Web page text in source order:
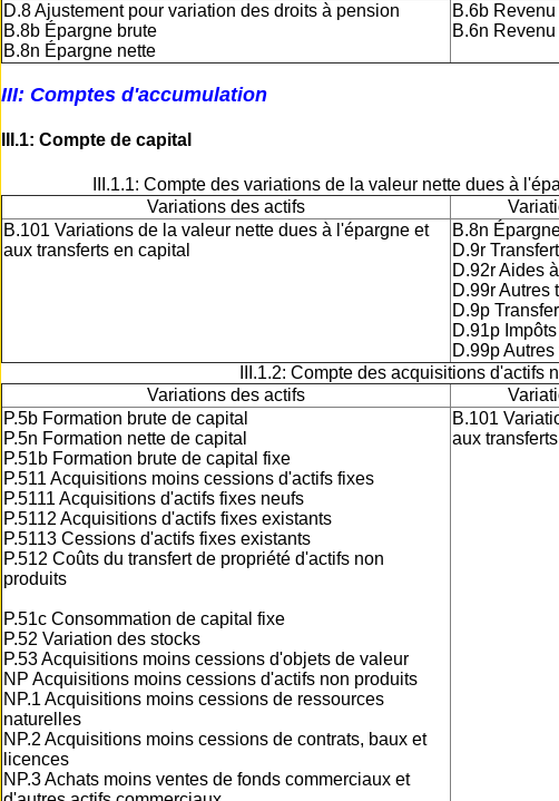
D.8 Ajustement pour variation des droits à pension
B.8b Épargne brute
B.8n Épargne nette
B.6b
B.6n
III: Comptes d'accumulation
III.1: Compte de capital
III.1.1: Compte des variations de la valeur nette dues à
Variations des actifs
B.101 Variations de la valeur nette dues à l'épargne et
aux transferts en capital
B.8n
D.9r
D.92r Aides
D.99r Autres
D.9p
D.91p
D.99p
III.1.2: Compte des acquisitions d'actifs
Variations des actifs
P.5b Formation brute de capital
P.5n Formation nette de capital
P.51b Formation brute de capital fixe
P.511 Acquisitions moins cessions d'actifs fixes
P.5111 Acquisitions d'actifs fixes neufs
P.5112 Acquisitions d'actifs fixes existants
P.5113 Cessions d'actifs fixes existants
P.512 Coûts du transfert de propriété d'actifs non
produits
P.51c Consommation de capital fixe
P.52 Variation des stocks
P.53 Acquisitions moins cessions d'objets de valeur
NP Acquisitions moins cessions d'actifs non produits
NP.1 Acquisitions moins cessions de ressources
naturelles
NP.2 Acquisitions moins cessions de contrats, baux et
licences
NP.3 Achats moins ventes de fonds commerciaux et
B.101
aux